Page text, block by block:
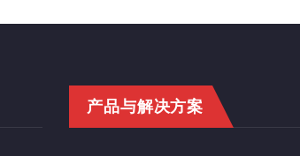
产品与解决方案